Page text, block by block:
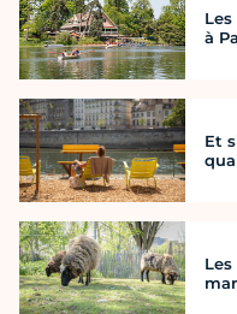
à
Et